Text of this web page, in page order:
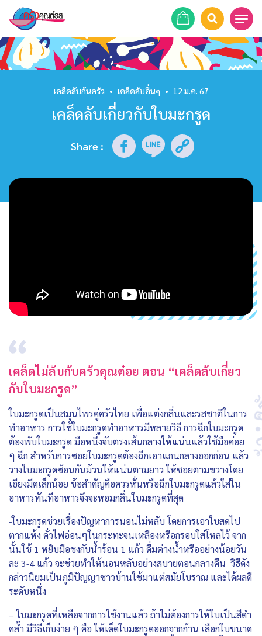
หน้าแรก
สูตรอาหาร
ร้านอาหาร
รายการย้อนหลัง
เคล็ดลับก้นครัว • เคล็ดลับอื่นๆ • 12 ม.ค. 67
เคล็ดลับเกี่ยวกับใบมะกรูด
Share :
เคล็ดไม่ลับกับครัวคุณต๋อย ตอน “เคล็ดลับเกี่ยว
กับใบมะกรูด”
ใบมะกรูดเป็นสมุนไพรคู่ครัวไทย เพื่อแต่งกลิ่นและรสชาติในการ
ทำอาหาร การใช้ใบมะกรูดทำอาหารมีหลายวิธี การฉีกใบมะกรูด
ต้องพับใบมะกรูด มือหนึ่งจับตรงเส้นกลางให้แน่นแล้วใช้มือค่อย
ๆ ฉีก สำหรับการซอยใบมะกรูดต้องฉีกเอาแกนกลางออกก่อน แล้ว
วางใบมะกรูดซ้อนกันม้วนให้แน่นตามยาว ให้ซอยตามขวางโดย
เอียงมีดเล็กน้อย ข้อสำคัญคือควรหั่นหรือฉีกใบมะกรูดแล้วใส่ใน
อาหารทันทีอาหารจึงจะหอมกลิ่นใบมะกรูดที่สุด
-ใบมะกรูดช่วยเรื่องปัญหาการนอนไม่หลับ โดยการเอาใบสดไป
ตากแห้ง คั่วไฟอ่อนๆในกระทะจนเหลืองหรือกรอบใส่โหลไว้ จาก
นั้นใช้ 1 หยิบมือชงกับน้ำร้อน 1 แก้ว ดื่มต่างน้ำหรืออย่างน้อยวัน
ละ 3-4 แก้ว จะช่วยทำให้นอนหลับอย่างสบายตอนกลางคืน วิธีดัง
กล่าวนิยมเป็นภูมิปัญญาชาวบ้านใช้มาแต่สมัยโบราณ และได้ผลดี
ระดับหนึ่ง
– ใบมะกรูดที่เหลือจากการใช้งานแล้ว ถ้าไม่ต้องการให้ใบเป็นสีดำ
คล้ำ มีวิธีเก็บง่าย ๆ คือ ให้เด็ดใบมะกรูดออกจากก้าน เลือกใบขนาด